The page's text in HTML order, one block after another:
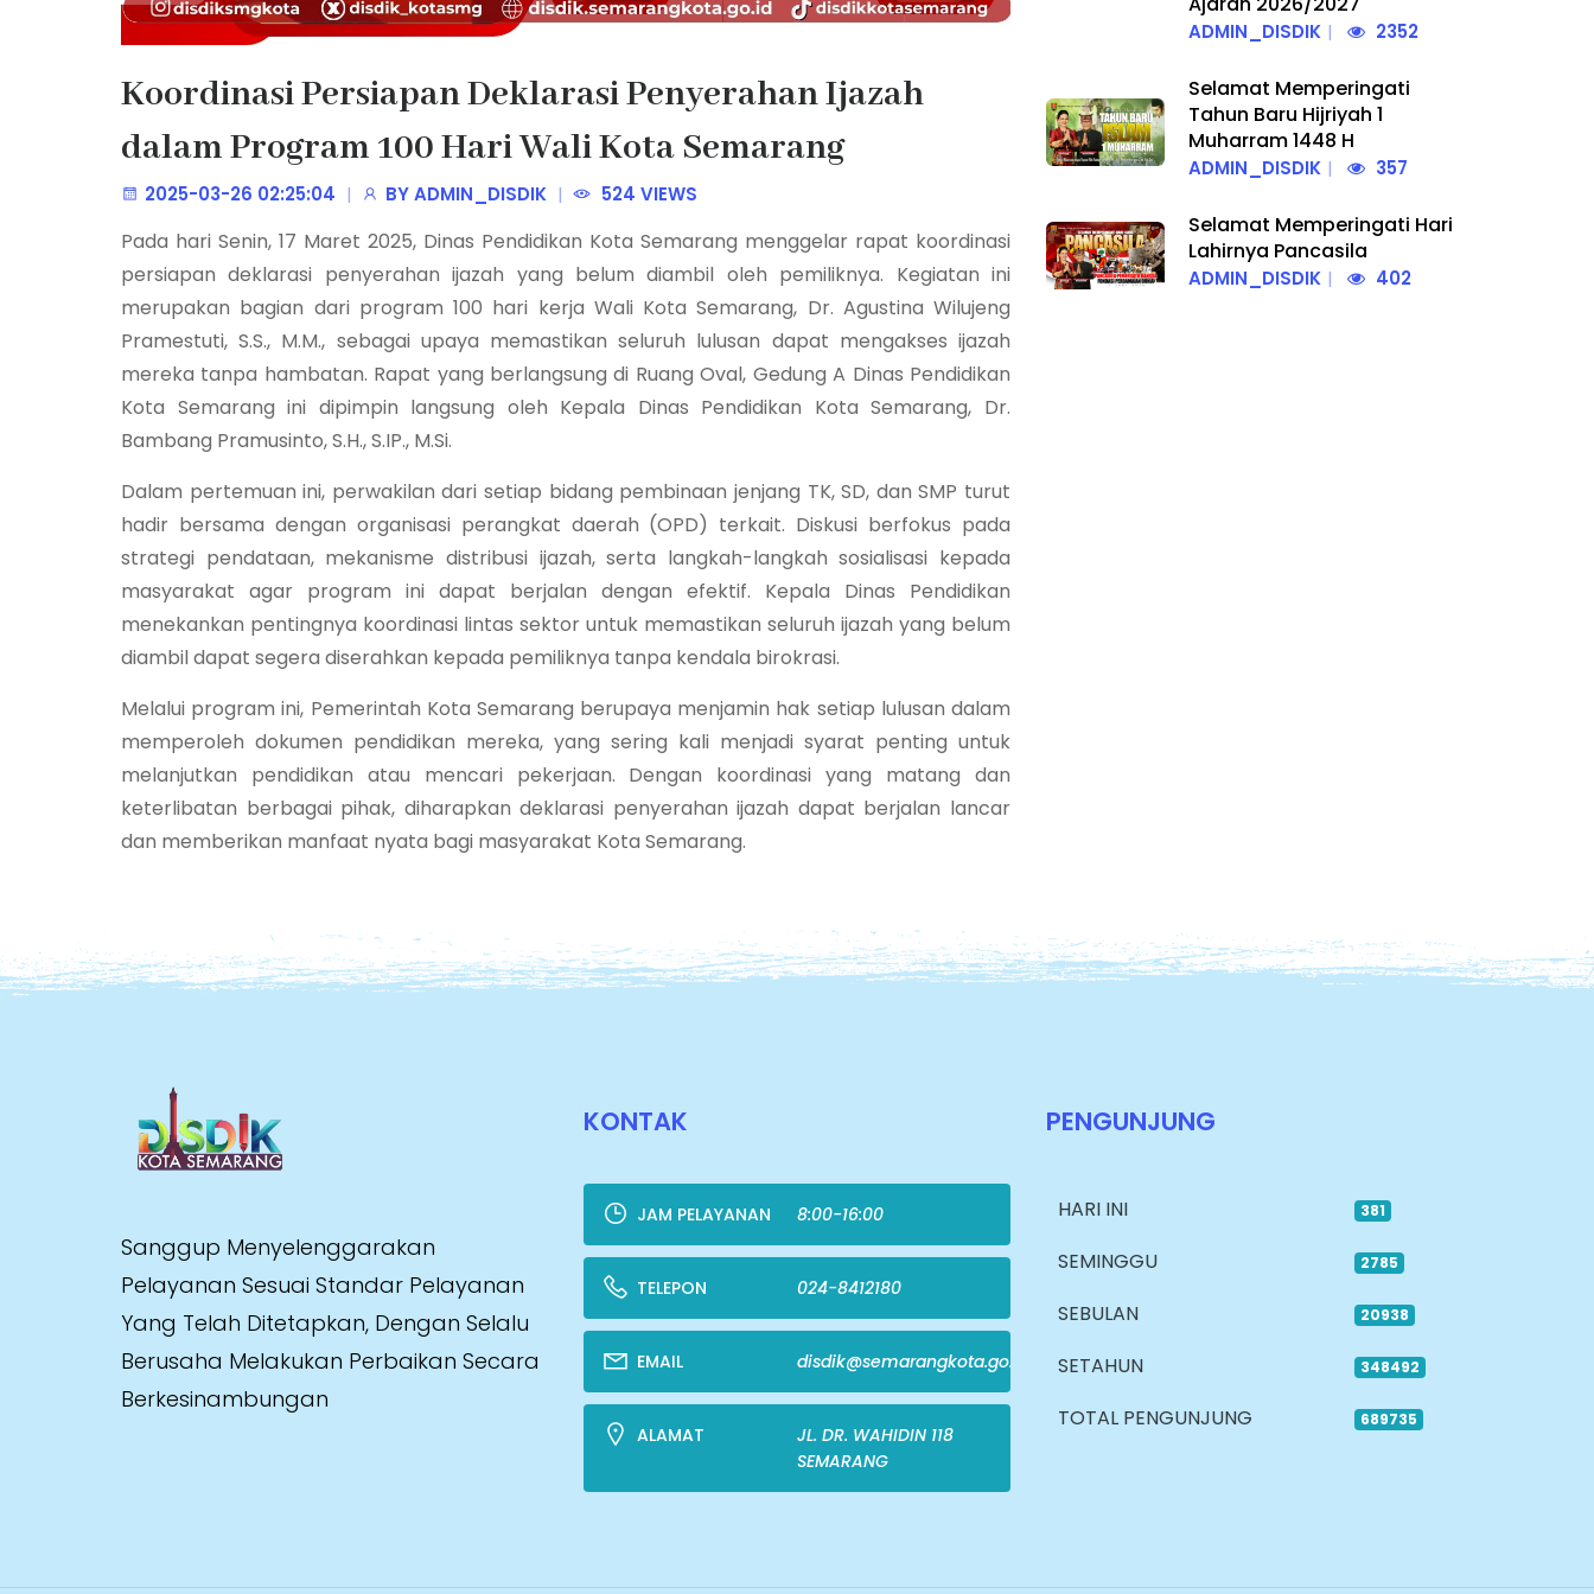
Koordinasi Persiapan Deklarasi Penyerahan Ijazah
dalam Program 100 Hari Wali Kota Semarang
2025-03-26 02:25:04 BYADMIN_DISDIK 524 VIEWS
Pada hari Senin, 17 Maret 2025, Dinas Pendidikan Kota Semarang menggelar rapat koordinasi
persiapan deklarasi penyerahan ijazah yang belum diambil oleh pemiliknya. Kegiatan ini
merupakan bagian dari program 100 hari kerja Wali Kota Semarang, Dr. Agustina Wilujeng
Pramestuti, S.S., M.M., sebagai upaya memastikan seluruh lulusan dapat mengakses ijazah
mereka tanpa hambatan. Rapat yang berlangsung di Ruang Oval, Gedung A Dinas Pendidikan
Kota Semarang ini dipimpin langsung oleh Kepala Dinas Pendidikan Kota Semarang, Dr.
Bambang Pramusinto, S.H., S.IP., M.Si.
Dalam pertemuan ini, perwakilan dari setiap bidang pembinaan jenjang TK, SD, dan SMP turut
hadir bersama dengan organisasi perangkat daerah (OPD) terkait. Diskusi berfokus pada
strategi pendataan, mekanisme distribusi ijazah, serta langkah-langkah sosialisasi kepada
masyarakat agar program ini dapat berjalan dengan efektif. Kepala Dinas Pendidikan
menekankan pentingnya koordinasi lintas sektor untuk memastikan seluruh ijazah yang belum
diambil dapat segera diserahkan kepada pemiliknya tanpa kendala birokrasi.
Melalui program ini, Pemerintah Kota Semarang berupaya menjamin hak setiap lulusan dalam
memperoleh dokumen pendidikan mereka, yang sering kali menjadi syarat penting untuk
melanjutkan pendidikan atau mencari pekerjaan. Dengan koordinasi yang matang dan
keterlibatan berbagai pihak, diharapkan deklarasi penyerahan ijazah dapat berjalan lancar
dan memberikan manfaat nyata bagi masyarakat Kota Semarang.
ADMIN_DISDIK 2352
Selamat Memperingati
Tahun Baru Hijriyah 1
Muharram 1448 H
ADMIN_DISDIK 357
Selamat Memperingati Hari
Lahirnya Pancasila
ADMIN_DISDIK 402
Sanggup Menyelenggarakan
Pelayanan Sesuai Standar Pelayanan
Yang Telah Ditetapkan, Dengan Selalu
Berusaha Melakukan Perbaikan Secara
Berkesinambungan
KONTAK
JAM PELAYANAN 8:00-16:00
TELEPON 024-8412180
EMAIL disdik@semarangkota.go.id
ALAMAT
JL. DR. WAHIDIN 118
SEMARANG
PENGUNJUNG
HARI INI 381
SEMINGGU 2785
SEBULAN 20938
SETAHUN 348492
TOTAL PENGUNJUNG 689735